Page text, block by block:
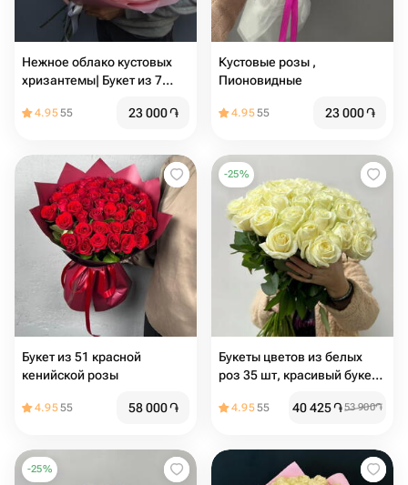
Нежное облако кустовых
хризантемы| Букет из 7
Балтика
4.9555 23 000֏
Кустовые розы ,
Пионовидные
4.9555 23 000֏
Букет из 51 красной
кенийской розы
4.9555 58 000֏
-25%
Букеты цветов из белых
роз 35 шт, красивый букет
цветов
4.9555 40 425֏53 900֏
-25%